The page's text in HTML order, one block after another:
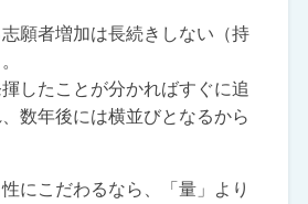
願者増加は長続きしない（持
したことが分かればすぐに追
数年後には横並びとなるから
にこだわるなら、「量」より